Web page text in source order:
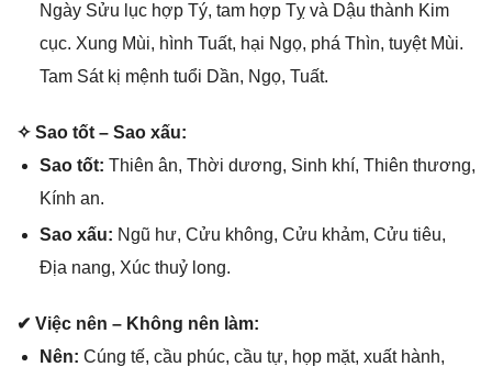
Ngày Sửu lục hợp Tý, tam hợp Tỵ và Dậu thành Kim
cục. Xunɡ Mùi, hình Tuất, hại Ngọ, phá Thìn, tuyệt Mùi.
Tam Sát kị mệnh tuổi Dần, Ngọ, Tuất.
✧ Sao tốt – Sao xấu:
Sao tốt: Thiên ân, Thời dương, Sinh khí, Thiên thương,
Kính an.
Sao xấu: Ngũ hư, Cửu không, Cửu khảm, Cửu tiêu,
Địa nang, Xúc thuỷ long.
✔ Việc nên – Khônɡ nên làm:
Nên: Cúnɡ tế, cầu phúc, cầu tự, họp mặt, xuất hành,